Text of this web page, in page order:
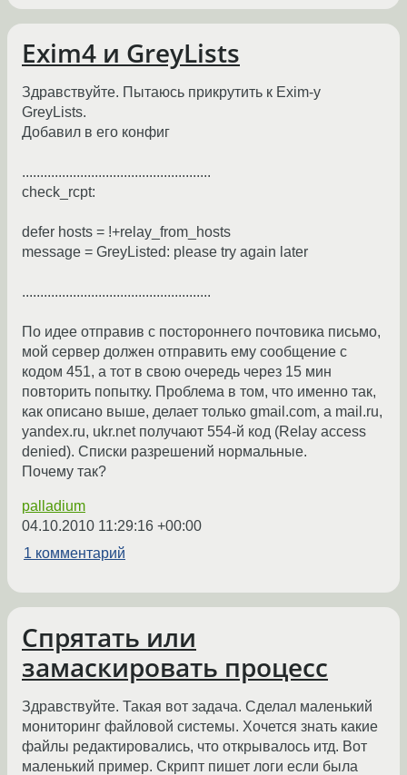
Exim4 и GreyLists
Здравствуйте. Пытаюсь прикрутить к Exim-у
GreyLists.
Добавил в его конфиг
....................................................
check_rcpt:
defer hosts = !+relay_from_hosts
message = GreyListed: please try again later
....................................................
По идее отправив с постороннего почтовика письмо,
мой сервер должен отправить ему сообщение с
кодом 451, а тот в свою очередь через 15 мин
повторить попытку. Проблема в том, что именно так,
как описано выше, делает только gmail.com, а mail.ru,
yandex.ru, ukr.net получают 554-й код (Relay access
denied). Списки разрешений нормальные.
Почему так?
palladium
04.10.2010 11:29:16 +00:00
1 комментарий
Спрятать или
замаскировать процесс
Здравствуйте. Такая вот задача. Сделал маленький
мониторинг файловой системы. Хочется знать какие
файлы редактировались, что открывалось итд. Вот
маленький пример. Скрипт пишет логи если была